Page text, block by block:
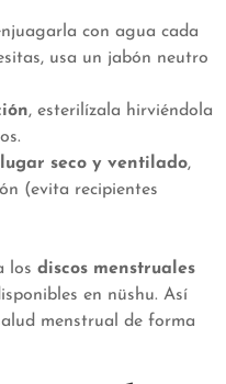
con agua cada
usa un jabón neutro
, esterilízala hirviéndola
seco y ventilado,
(evita recipientes
los discos menstruales
en nüshu. Así
menstrual de forma